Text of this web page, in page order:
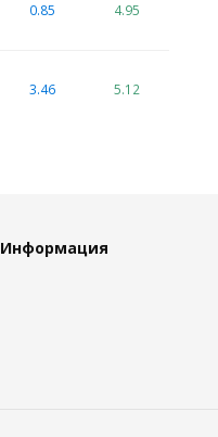
0.85 4.95
3.46 5.12
Информация